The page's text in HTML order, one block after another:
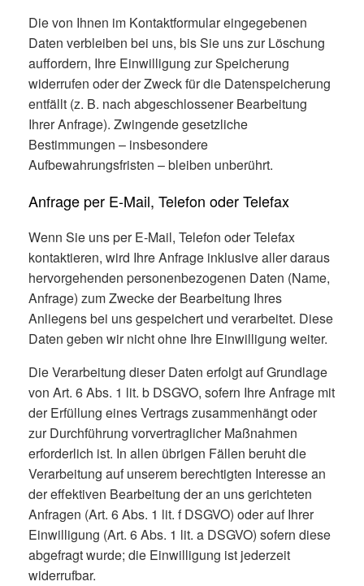
Die von Ihnen im Kontaktformular eingegebenen
Daten verbleiben bei uns, bis Sie uns zur Löschung
auffordern, Ihre Einwilligung zur Speicherung
widerrufen oder der Zweck für die Datenspeicherung
entfällt (z. B. nach abgeschlossener Bearbeitung
Ihrer Anfrage). Zwingende gesetzliche
Bestimmungen – insbesondere
Aufbewahrungsfristen – bleiben unberührt.
Anfrage per E-Mail, Telefon oder Telefax
Wenn Sie uns per E-Mail, Telefon oder Telefax
kontaktieren, wird Ihre Anfrage inklusive aller daraus
hervorgehenden personenbezogenen Daten (Name,
Anfrage) zum Zwecke der Bearbeitung Ihres
Anliegens bei uns gespeichert und verarbeitet. Diese
Daten geben wir nicht ohne Ihre Einwilligung weiter.
Die Verarbeitung dieser Daten erfolgt auf Grundlage
von Art. 6 Abs. 1 lit. b DSGVO, sofern Ihre Anfrage mit
der Erfüllung eines Vertrags zusammenhängt oder
zur Durchführung vorvertraglicher Maßnahmen
erforderlich ist. In allen übrigen Fällen beruht die
Verarbeitung auf unserem berechtigten Interesse an
der effektiven Bearbeitung der an uns gerichteten
Anfragen (Art. 6 Abs. 1 lit. f DSGVO) oder auf Ihrer
Einwilligung (Art. 6 Abs. 1 lit. a DSGVO) sofern diese
abgefragt wurde; die Einwilligung ist jederzeit
widerrufbar.